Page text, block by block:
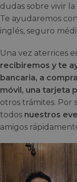
dudas sobre vivir
Te ayudaremos
inglés, seguro
Una vez aterrices
recibiremos y te
bancaria, a
móvil, una tarjeta
otros trámites. Por
todos nuestros
amigos